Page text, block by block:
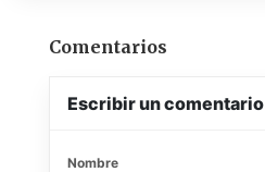
Comentarios
Escribir un comentario
Nombre